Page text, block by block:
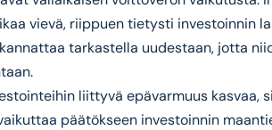
vievä, riippuen tietysti investoinnin
tarkastella uudestaan, jotta
liittyvä epävarmuus kasvaa,
päätökseen investoinnin